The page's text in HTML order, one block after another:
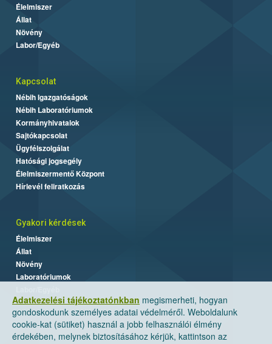
Adatkezelési tájékoztatónkban megismerheti, hogyan
gondoskodunk személyes adatai védelméről. Weboldalunk
cookie-kat (sütiket) használ a jobb felhasználói élmény
érdekében, melynek biztosításához kérjük, kattintson az
Élelmiszer
Állat
Növény
Labor/Egyéb
Kapcsolat
Nébih Igazgatóságok
Nébih Laboratóriumok
Kormányhivatalok
Sajtókapcsolat
Ügyfélszolgálat
Hatósági jogsegély
Élelmiszermentő Központ
Hírlevél feliratkozás
Gyakori kérdések
Élelmiszer
Állat
Növény
Laboratóriumok